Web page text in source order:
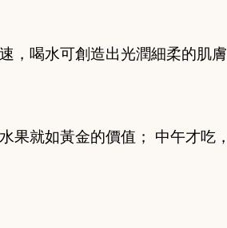
，喝水可創造出光潤細柔的肌膚
果就如黃金的價值； 中午才吃